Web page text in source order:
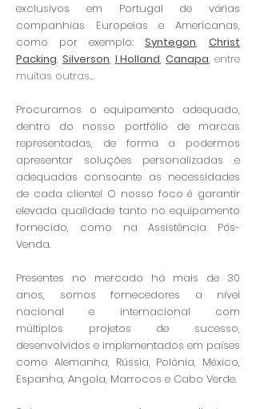
exclusivos em Portugal de várias
companhias Europeias e Americanas,
como por exemplo: Syntegon, Christ
Packing, Silverson, I Holland,Canapa, entre
muitas outras...
Procuramos o equipamento adequado,
dentro do nosso portfólio de marcas
representadas, de forma a podermos
apresentar soluções personalizadas e
adequadas consoante as necessidades
de cada cliente! O nosso foco é garantir
elevada qualidade tanto no equipamento
fornecido, como na Assistência Pós-
Venda.
Presentes no mercado há mais de 30
anos, somos fornecedores a nível
nacional e internacional com
múltiplos projetos de sucesso,
desenvolvidos e implementados em países
como Alemanha, Rússia, Polónia, México,
Espanha, Angola, Marrocos e Cabo Verde.